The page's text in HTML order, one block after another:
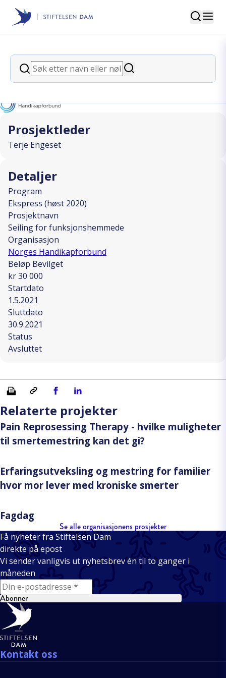
Stiftelsen Dam
Søk
Søk
Søk
back
Seiling for funksjonshemmede
Prosjektleder
Terje Engeset
Detaljer
Program
Ekspress (høst 2020)
Prosjektnavn
Seiling for funksjonshemmede
Organisasjon
Norges Handikapforbund
Beløp Bevilget
kr 30 000
Startdato
1.5.2021
Sluttdato
30.9.2021
Status
Avsluttet
Skriv ut Kopiera länkDel på Facebook
Del på Linkedin
Relaterte projekter
Pain Reprosessing Therapy - hvilke muligheter
til smertemestring kan det gi?
Erfaringsutveksling og mestring for familier
hvor mor lever med kroniske smerter
Fagdag
Se alle organisasjonens prosjekter
Få nyheter fra Stiftelsen Dam
direkte på epost
Vi sender vanligvis ut nyhetsbrev én til to ganger i
måneden
E-mail
Abonner
Bunntekst
Kontakt oss